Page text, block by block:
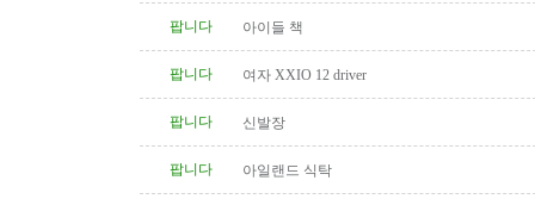
팝니다 아이들 책
팝니다 여자 XXIO 12 driver
팝니다 신발장
팝니다 아일랜드 식탁